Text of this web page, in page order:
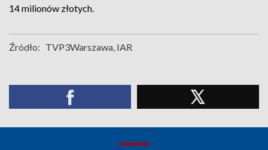
14 milionów złotych.
Źródło: TVP3Warszawa, IAR